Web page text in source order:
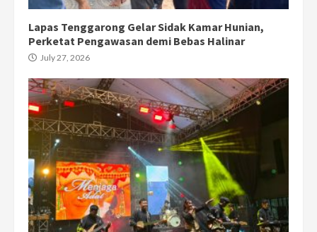
Lapas Tenggarong Gelar Sidak Kamar Hunian,
Perketat Pengawasan demi Bebas Halinar
July 27, 2026